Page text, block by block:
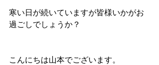
寒い日が続いていますが皆様いかがお
過ごしでしょうか？
こんにちは山本でございます。